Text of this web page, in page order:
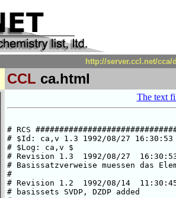
http://server.ccl.net/
CCL ca.html
The text